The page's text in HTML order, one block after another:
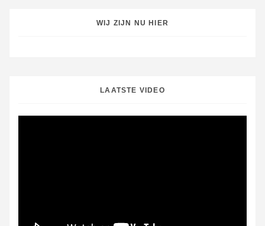
WIJ ZIJN NU HIER
LAATSTE VIDEO